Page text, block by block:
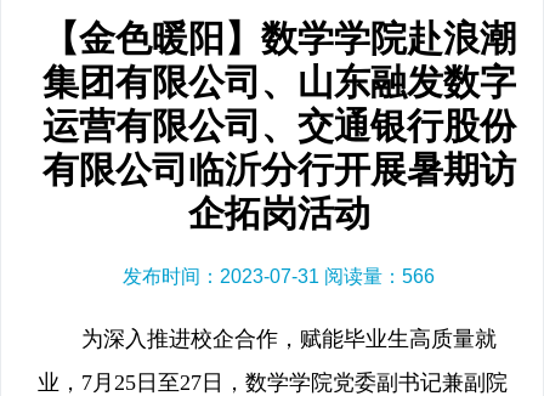
【金色暖阳】数学学院赴浪潮
集团有限公司、山东融发数字
运营有限公司、交通银行股份
有限公司临沂分行开展暑期访
企拓岗活动
发布时间：2023-07-31 阅读量： 566
为深入推进校企合作，赋能毕业生高质量就
业，7月25日至27日，数学学院党委副书记兼副院